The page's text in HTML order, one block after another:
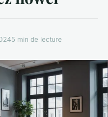
5 min de lecture